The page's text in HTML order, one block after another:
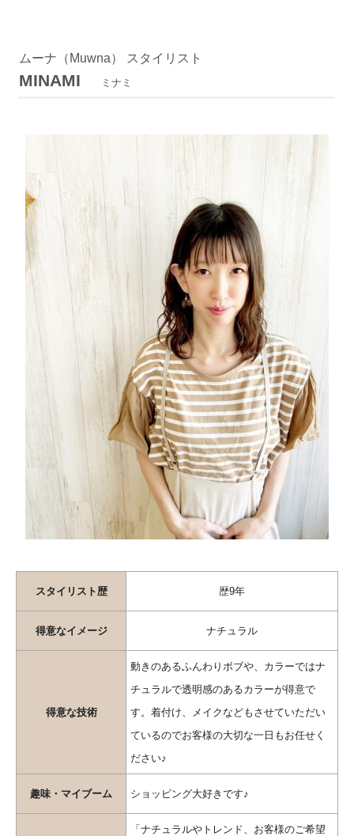
ムーナ（Muwna） スタイリスト
MINAMI ミナミ
スタイリスト歴 歴9年
得意なイメージ ナチュラル
得意な技術
動きのあるふんわりボブや、カラーではナ
チュラルで透明感のあるカラーが得意で
す。着付け、メイクなどもさせていただい
ているのでお客様の大切な一日もお任せく
ださい♪
趣味・マイブーム ショッピング大好きです♪
「ナチュラルやトレンド、お客様のご希望